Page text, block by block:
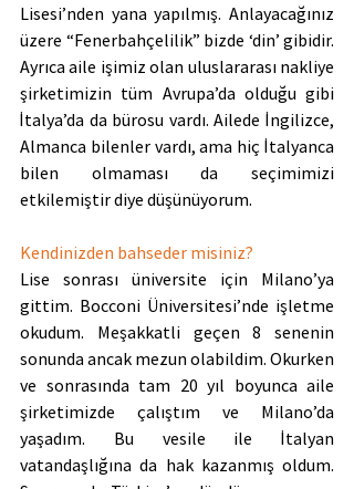
Lisesi’nden yana yapılmış. Anlayacağınız
üzere “Fenerbahçelilik” bizde ‘din’ gibidir.
Ayrıca aile işimiz olan uluslararası nakliye
şirketimizin tüm Avrupa’da olduğu gibi
İtalya’da da bürosu vardı. Ailede İngilizce,
Almanca bilenler vardı, ama hiç İtalyanca
bilen olmaması da seçimimizi
etkilemiştir diye düşünüyorum.
Kendinizden bahseder misiniz?
Lise sonrası üniversite için Milano’ya
gittim. Bocconi Üniversitesi’nde işletme
okudum. Meşakkatli geçen 8 senenin
sonunda ancak mezun olabildim. Okurken
ve sonrasında tam 20 yıl boyunca aile
şirketimizde çalıştım ve Milano’da
yaşadım. Bu vesile ile İtalyan
vatandaşlığına da hak kazanmış oldum.